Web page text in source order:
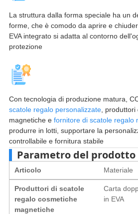
La struttura dalla forma speciale ha un
forme, che è comodo da aprire e
EVA integrato si adatta al contorno
protezione
Con tecnologia di produzione matura,
scatole regalo personalizzate, produttori
magnetiche e fornitore di scatole regalo
produrre in lotti, supportare la
controllabile e fornitura stabile
Parametro del prodotto
Articolo Materiale
Produttori di scatole
regalo cosmetiche
magnetiche
Carta
in EVA